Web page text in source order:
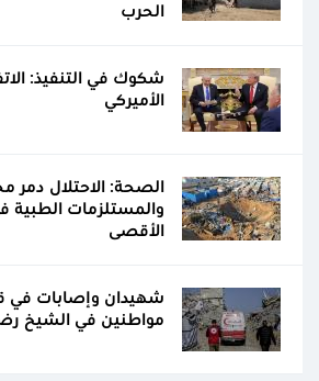
الحرب
شكوك في التنفيذ:
الأميركي
الصحة: الاحتلال دمر
والمستلزمات
الأقصى
شهيدان وإصابات
مواطنين في الشيخ